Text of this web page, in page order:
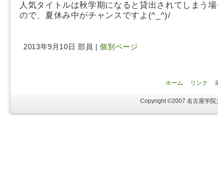
人気タイトルは秋学期になると貸出されてしまう
ので、夏休み中がチャンスですよ(^_^)/
2013年9月10日 部員 |個別ページ
ホーム リンク
Copyright ©2007 名古屋学